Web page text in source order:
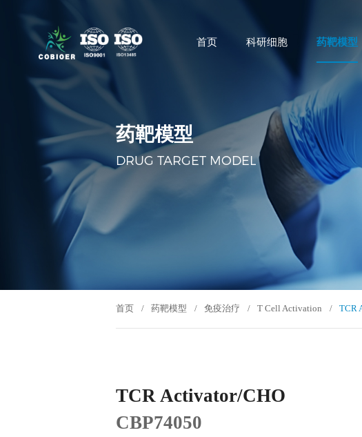
首页 科研细胞 药靶模型
药靶模型
DRUG TARGET MODEL
首页 / 药靶模型 / 免疫治疗 / T Cell Activation / TCR
TCR Activator/CHO
CBP74050